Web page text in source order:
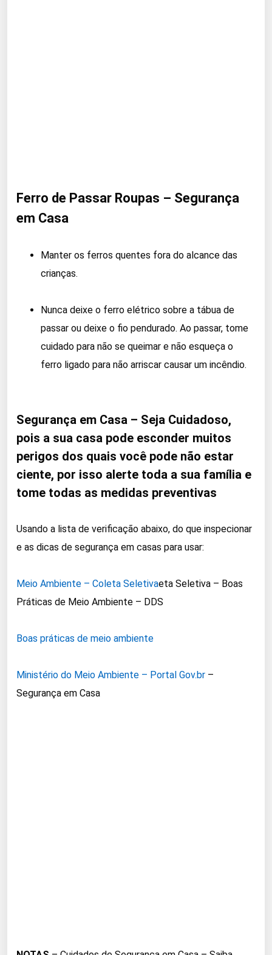
Ferro de Passar Roupas – Segurança
em Casa
Manter os ferros quentes fora do alcance das
crianças.
Nunca deixe o ferro elétrico sobre a tábua de
passar ou deixe o fio pendurado. Ao passar, tome
cuidado para não se queimar e não esqueça o
ferro ligado para não arriscar causar um incêndio.
Segurança em Casa – Seja Cuidadoso,
pois a sua casa pode esconder muitos
perigos dos quais você pode não estar
ciente, por isso alerte toda a sua família e
tome todas as medidas preventivas
Usando a lista de verificação abaixo, do que inspecionar
e as dicas de segurança em casas para usar:
Meio Ambiente – Coleta Seletivaeta Seletiva – Boas
Práticas de Meio Ambiente – DDS
Boas práticas de meio ambiente
Ministério do Meio Ambiente – Portal Gov.br –
Segurança em Casa